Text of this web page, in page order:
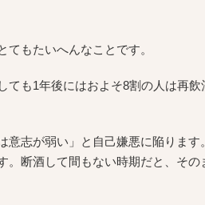
もたいへんなことです。
も1年後にはおよそ8割の人は再飲
意志が弱い」と自己嫌悪に陥ります
断酒して間もない時期だと、その